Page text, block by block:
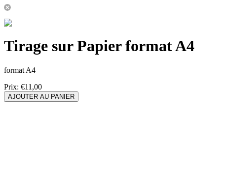
Tirage sur Papier format A4
format A4
Prix: €11,00